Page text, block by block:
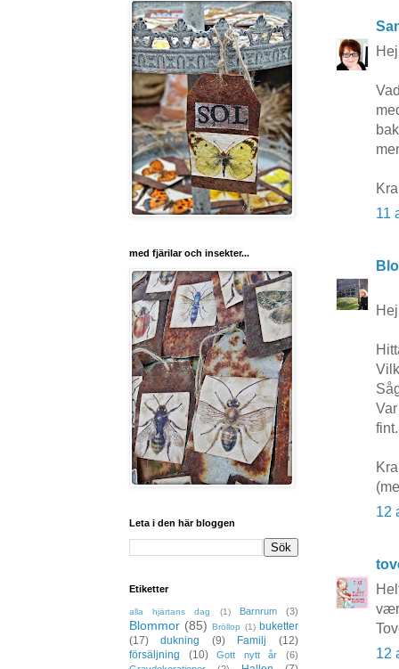
11
fint.
12
12
med fjärilar och insekter...
Leta i den här bloggen
Etiketter
alla hjärtans dag (1) Barnrum (3)
Blommor (85) Bröllop (1) buketter
(17)
dukning (9) Familj
(12)
försäljning
(10) Gott nytt år
(6)